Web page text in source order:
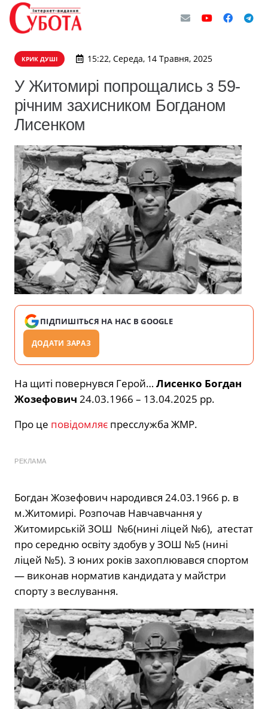
КРИК ДУШІ 15:22, Середа, 14 Травня, 2025
У Житомирі попрощались з 59-
річним захисником Богданом
Лисенком
ПІДПИШІТЬСЯ НА НАС В GOOGLE
ДОДАТИ ЗАРАЗ
На щиті повернувся Герой… Лисенко Богдан
Жозефович 24.03.1966 – 13.04.2025 рр.
Про це повідомляє пресслужба ЖМР.
РЕКЛАМА
Богдан Жозефович народився 24.03.1966 р. в
м.Житомирі. Розпочав Навчавчання у
Житомирській ЗОШ №6(нині ліцей №6), атестат
про середню освіту здобув у ЗОШ №5 (нині
ліцей №5). З юних років захоплювався спортом
— виконав норматив кандидата у майстри
спорту з веслування.